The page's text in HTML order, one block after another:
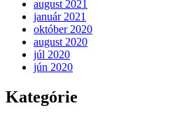
august 2021
január 2021
október 2020
august 2020
júl 2020
jún 2020
Kategórie